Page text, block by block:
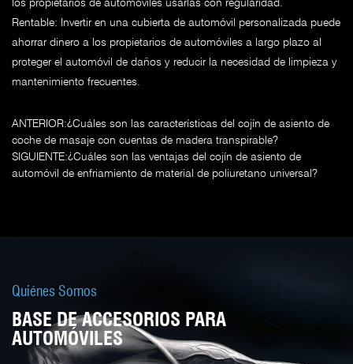
Rentable: Invertir en una cubierta de automóvil personalizada puede
ahorrar dinero a los propietarios de automóviles a largo plazo al
proteger el automóvil de daños y reducir la necesidad de limpieza y
mantenimiento frecuentes.
ANTERIOR:¿Cuáles son las características del cojín de asiento de
coche de masaje con cuentas de madera transpirable?
SIGUIENTE:¿Cuáles son las ventajas del cojín de asiento de
automóvil de enfriamiento de material de poliuretano universal?
Quiénes Somos
BASE DE ACCESORIOS PARA
AUTOMÓVILES